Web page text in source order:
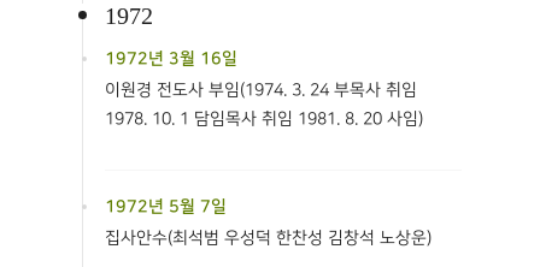
1972
1972년 3월 16일
이원경 전도사 부임(1974. 3. 24 부목사 취임
1978. 10. 1 담임목사 취임 1981. 8. 20 사임)
1972년 5월 7일
집사안수(최석범 우성덕 한찬성 김창석 노상운)